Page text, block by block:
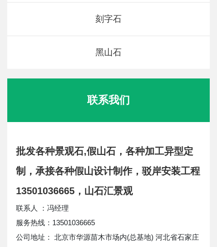
刻字石
黑山石
联系我们
批发各种景观石,假山石，各种加工异型定
制，承接各种假山设计制作，驳岸安装工程
13501036665，山石汇景观
联系人 ：冯经理
服务热线：13501036665
公司地址： 北京市华源苗木市场内(总基地) 河北省石家庄